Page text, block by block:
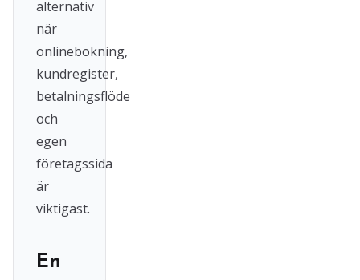
alternativ
när
onlinebokning,
kundregister,
betalningsflöde
och
egen
företagssida
är
viktigast.
En